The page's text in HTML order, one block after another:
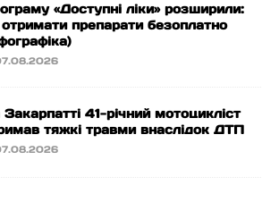
«Доступні ліки» розширили:
препарати безоплатно
41-річний мотоцикліст
тяжкі травми внаслідок ДТП